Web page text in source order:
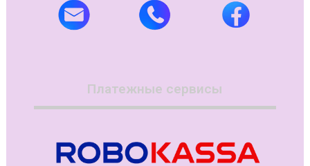
Платежные сервисы